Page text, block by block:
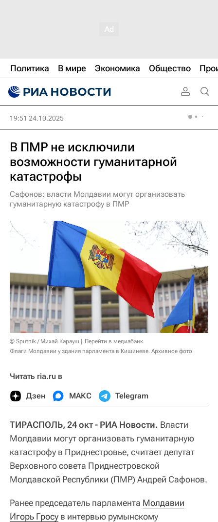
Политика В мире Экономика Общество
19:51 24.10.2025
В ПМР не исключили
возможности гуманитарной
катастрофы
Сафонов: власти Молдавии могут организовать
гуманитарную катастрофу в ПМР
© Sputnik / Михай Карауш
Перейти в медиабанк
Флаги Молдавии у здания парламента в Кишиневе. Архивное фото
Читать ria.ru в
Дзен МАКС Telegram
ТИРАСПОЛЬ, 24 окт - РИА Новости. Власти
Молдавии могут организовать гуманитарную
катастрофу в Приднестровье, считает депутат
Верховного совета Приднестровской
Молдавской Республики (ПМР) Андрей Сафонов.
Ранее председатель парламента Молдавии
Игорь Гросу в интервью румынскому